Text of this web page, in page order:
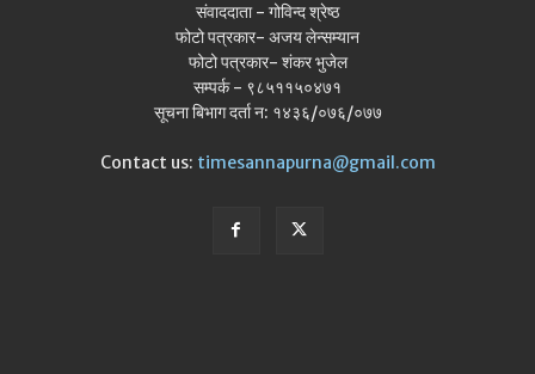
संवाददाता - गोविन्द श्रेष्ठ
फोटो पत्रकार- अजय लेन्सम्यान
फोटो पत्रकार- शंकर भुजेल
सम्पर्क - ९८५११५०४७१
सूचना बिभाग दर्ता न: १४३६/०७६/०७७
Contact us: timesannapurna@gmail.com